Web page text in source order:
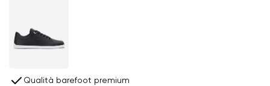
Qualità barefoot premium